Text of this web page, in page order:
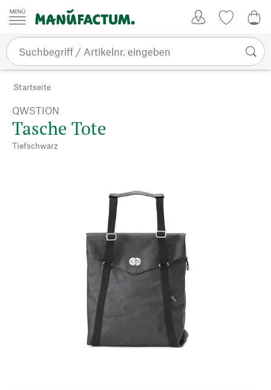
Zum Inhalt springen
Startseite
QWSTION
Tasche Tote
Tiefschwarz